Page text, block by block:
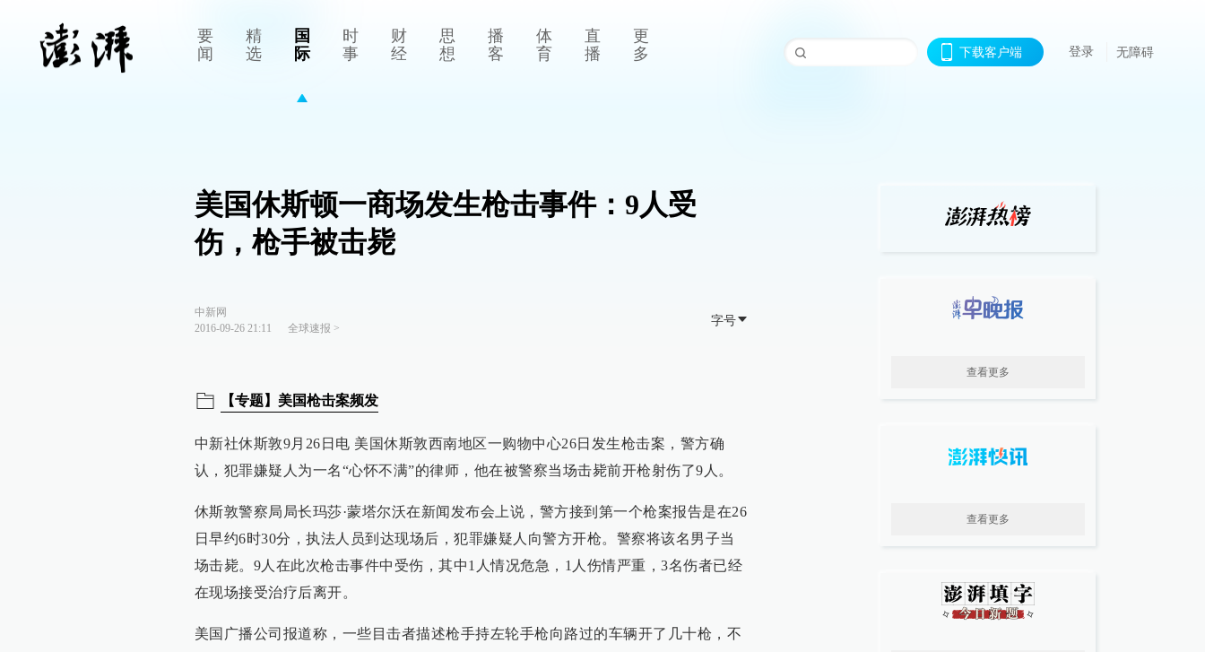
要
闻
精
选
国
际
时
事
财
经
思
想
播
客
体
育
直
播
更
多
下载客户端 登录 无障碍
美国休斯顿一商场发生枪击事件：9人受
伤，枪手被击毙
中新网
2016-09-26 21:11
全球速报 >
字号
【专题】美国枪击案频发
中新社休斯敦9月26日电 美国休斯敦西南地区一购物中心26日发生枪击案，警方确
认，犯罪嫌疑人为一名“心怀不满”的律师，他在被警察当场击毙前开枪射伤了9人。
休斯敦警察局局长玛莎·蒙塔尔沃在新闻发布会上说，警方接到第一个枪案报告是在26
日早约6时30分，执法人员到达现场后，犯罪嫌疑人向警方开枪。警察将该名男子当
场击毙。9人在此次枪击事件中受伤，其中1人情况危急，1人伤情严重，3名伤者已经
在现场接受治疗后离开。
美国广播公司报道称，一些目击者描述枪手持左轮手枪向路过的车辆开了几十枪，不
查看更多
查看更多